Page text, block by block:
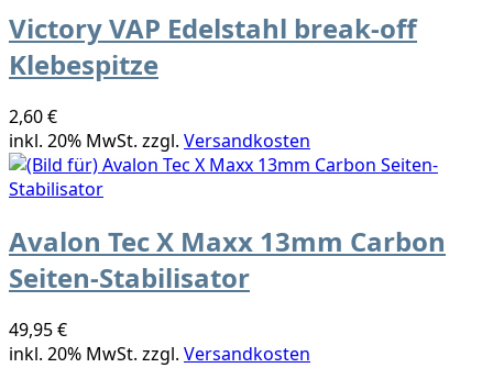
Victory VAP Edelstahl break-off
Klebespitze
2,60 €
inkl. 20% MwSt. zzgl. Versandkosten
Avalon Tec X Maxx 13mm Carbon
Seiten-Stabilisator
49,95 €
inkl. 20% MwSt. zzgl. Versandkosten